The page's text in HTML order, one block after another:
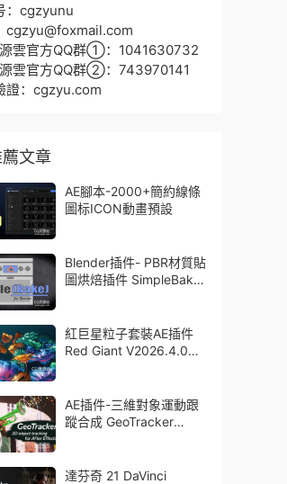
：cgzyunu
cgzyu@foxmail.com
雲官方QQ群①：1041630732
雲官方QQ群②：743970141
證：cgzyu.com
文章
AE腳本-2000+簡約線條
圖标ICON動畫預設
Blender插件- PBR材質貼
圖烘焙插件 SimpleBake
紅巨星粒子套裝AE插件
Red Giant V2026.4.0
Bullet + VFX Suit
AE插件-三維對象運動跟
蹤合成 GeoTracker
達芬奇 21 DaVinci